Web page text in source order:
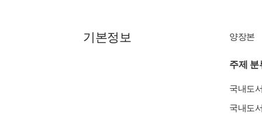
기본정보 양장본
주제 분
국내도
국내도